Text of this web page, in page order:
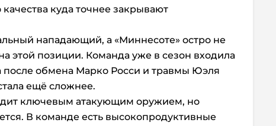
куда точнее закрывают
нападающий, а «Миннесоте» остро не
этой позиции. Команда уже в сезон входила
после обмена Марко Росси и травмы Юэля
ещё сложнее.
ключевым атакующим оружием, но
В команде есть высокопродуктивные